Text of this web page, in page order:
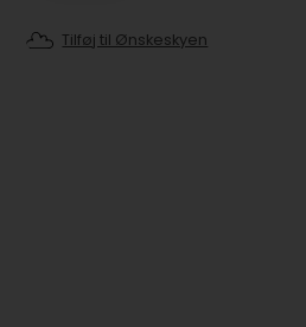
Tilføj til Ønskeskyen